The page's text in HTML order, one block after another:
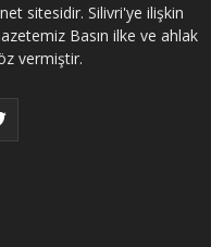
sitesidir. Silivri'ye ilişkin
Basın ilke ve ahlak
vermiştir.